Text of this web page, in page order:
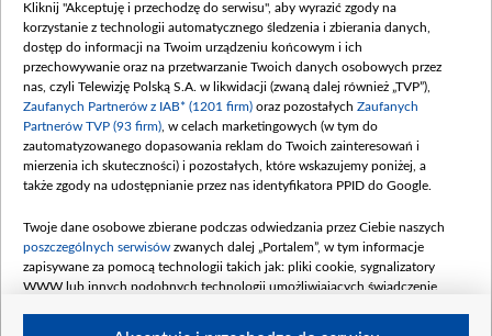
(wpłata wrzesień 100 mln, październik 350
mln, listopad 265 mln)
Dofinansowanie 48 862 000,00 PLN
Data podpisania umowy: GRUDZIEŃ 2025
(wpłata grudzień 60,548 mln)
Dofinansowanie 900 000 000,00 PLN
Data podpisania umowy: LUTY 2026 (wpłata
kwiecień 180 mln, 7 maja 180 mln, 8
czerwca 90 mln)
Dofinansowanie 250 000 000,00 PLN
4 sierpnia 250 mln
Kliknij "Akceptuję i przechodzę do serwisu", aby wyrazić zgody na
korzystanie z technologii automatycznego śledzenia i zbierania danych,
dostęp do informacji na Twoim urządzeniu końcowym i ich
przechowywanie oraz na przetwarzanie Twoich danych osobowych przez
nas, czyli Telewizję Polską S.A. w likwidacji (zwaną dalej również „TVP”),
Zaufanych Partnerów z IAB* (1201 firm) oraz pozostałych Zaufanych
Partnerów TVP (93 firm) , w celach marketingowych (w tym do
zautomatyzowanego dopasowania reklam do Twoich zainteresowań i
mierzenia ich skuteczności) i pozostałych, które wskazujemy poniżej, a
także zgody na udostępnianie przez nas identyfikatora PPID do Google.
Twoje dane osobowe zbierane podczas odwiedzania przez Ciebie naszych
poszczególnych serwisów zwanych dalej „Portalem”, w tym informacje
zapisywane za pomocą technologii takich jak: pliki cookie, sygnalizatory
WWW lub innych podobnych technologii umożliwiających świadczenie